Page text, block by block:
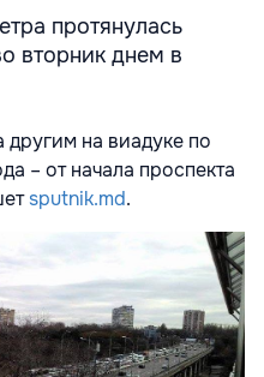
протянулась
вторник днем в
на виадуке по
– от начала проспекта
sputnik.md.